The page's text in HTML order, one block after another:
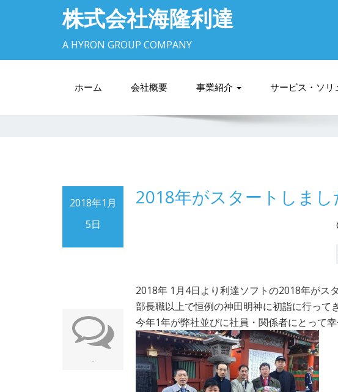
株式会社海隆利達
A HYRON GROUP COMPANY
ホーム 会社概要 事業紹介 サービス・ソリ
2018年1月
5日
-
2018年がスタートしまし
2018年 1月4日より利達ソフトの2018年がス
部長職以上で恒例の神田明神に初詣に行って
今年1年が弊社並びに社員・関係者にとって幸